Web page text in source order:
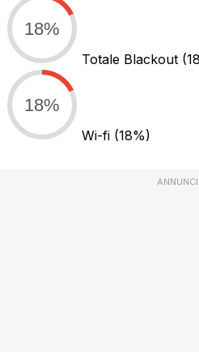
18%
Totale Blackout
18%
Wi-fi (18%)